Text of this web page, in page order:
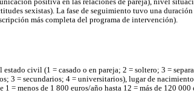
positiva en las relaciones de pareja), nivel
sexistas). La fase de seguimiento tuvo una
más completa del programa de intervención).
estado civil (1 = casado o en pareja; 2 = soltero; 3 =
3 = secundarios; 4 = universitarios), lugar de
= menos de 1 800 euros/año hasta 12 = más de 120 000